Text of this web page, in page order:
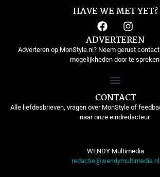
HAVE WE MET YET?
ADVERTEREN
Adverteren op MonStyle.nl? Neem gerust
mogelijkheden door te
CONTACT
Alle liefdesbrieven, vragen over MonStyle of
naar onze eindredacteur.
WENDY Multimedia
redactie@wendymultimedia.nl